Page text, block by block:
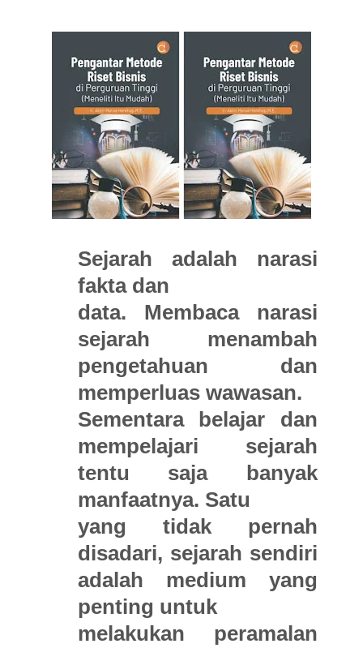
Sejarah adalah narasi
fakta dan
data. Membaca narasi
sejarah menambah
pengetahuan dan
memperluas wawasan.
Sementara belajar dan
mempelajari sejarah
tentu saja banyak
manfaatnya. Satu
yang tidak pernah
disadari, sejarah sendiri
adalah medium yang
penting untuk
melakukan peramalan